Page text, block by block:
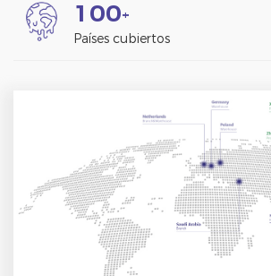
1 00+
Países cubiertos